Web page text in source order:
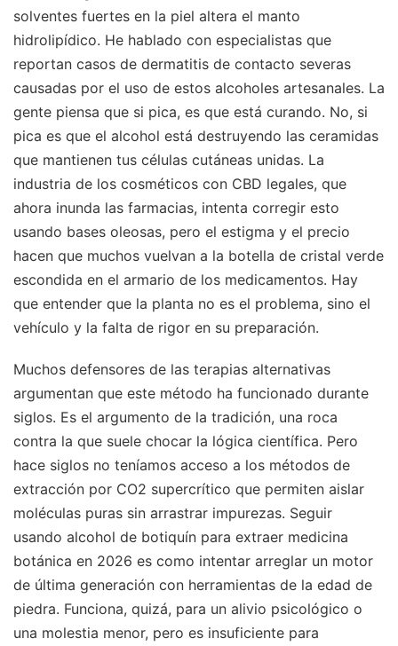
solventes fuertes en la piel altera el manto
hidrolipídico. He hablado con especialistas que
reportan casos de dermatitis de contacto severas
causadas por el uso de estos alcoholes artesanales. La
gente piensa que si pica, es que está curando. No, si
pica es que el alcohol está destruyendo las ceramidas
que mantienen tus células cutáneas unidas. La
industria de los cosméticos con CBD legales, que
ahora inunda las farmacias, intenta corregir esto
usando bases oleosas, pero el estigma y el precio
hacen que muchos vuelvan a la botella de cristal verde
escondida en el armario de los medicamentos. Hay
que entender que la planta no es el problema, sino el
vehículo y la falta de rigor en su preparación.
Muchos defensores de las terapias alternativas
argumentan que este método ha funcionado durante
siglos. Es el argumento de la tradición, una roca
contra la que suele chocar la lógica científica. Pero
hace siglos no teníamos acceso a los métodos de
extracción por CO2 supercrítico que permiten aislar
moléculas puras sin arrastrar impurezas. Seguir
usando alcohol de botiquín para extraer medicina
botánica en 2026 es como intentar arreglar un motor
de última generación con herramientas de la edad de
piedra. Funciona, quizá, para un alivio psicológico o
una molestia menor, pero es insuficiente para